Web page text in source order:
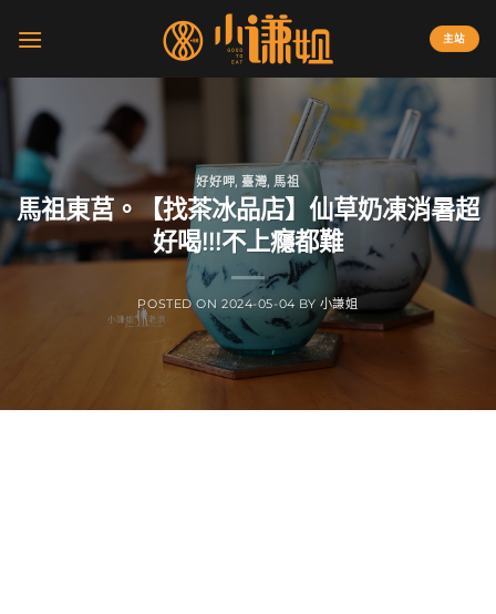
主站
好好呷,臺灣, 馬祖
馬祖東莒。【找茶冰品店】仙草奶凍消暑超
好喝!!!不上癮都難
POSTED ON2024-05-04 BY 小謙姐